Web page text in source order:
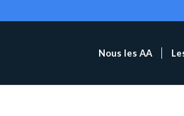
Nous les AA